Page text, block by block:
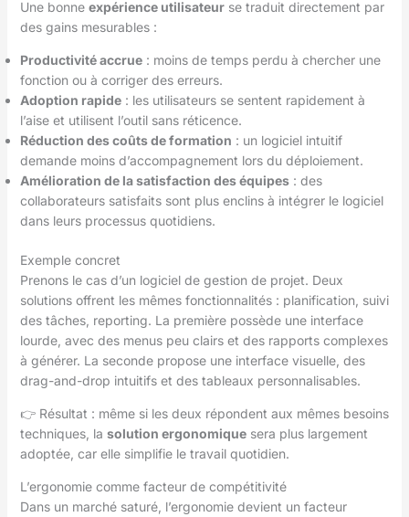
Une bonne expérience utilisateurse traduit directement par
des gains mesurables :
Productivité accrue: moins de temps perdu à chercher une
fonction ou à corriger des erreurs.
Adoption rapide: les utilisateurs se sentent rapidement à
l’aise et utilisent l’outil sans réticence.
Réduction des coûts de formation : un logiciel intuitif
demande moins d’accompagnement lors du déploiement.
Amélioration de la satisfaction des équipes: des
collaborateurs satisfaits sont plus enclins à intégrer le logiciel
dans leurs processus quotidiens.
Exemple concret
Prenons le cas d’un logiciel de gestion de projet. Deux
solutions offrent les mêmes fonctionnalités : planification, suivi
des tâches, reporting. La première possède une interface
lourde, avec des menus peu clairs et des rapports complexes
à générer. La seconde propose une interface visuelle, des
drag-and-drop intuitifs et des tableaux personnalisables.
👉 Résultat : même si les deux répondent aux mêmes besoins
techniques, la solution ergonomiquesera plus largement
adoptée, car elle simplifie le travail quotidien.
L’ergonomie comme facteur de compétitivité
Dans un marché saturé, l’ergonomie devient un facteur